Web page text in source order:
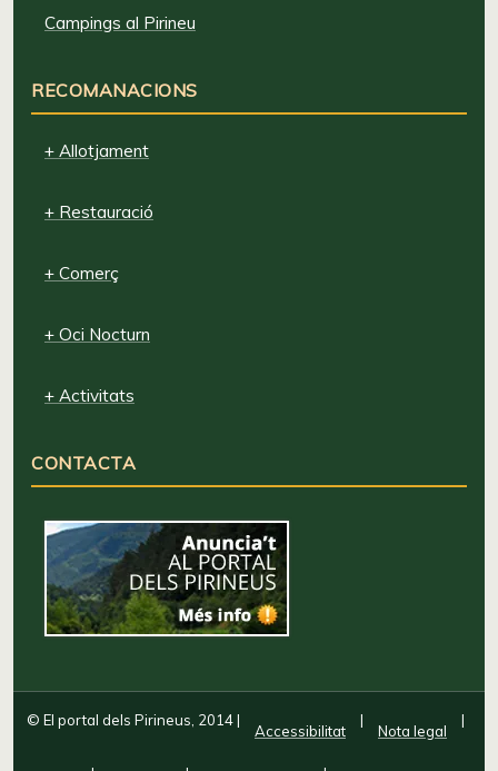
Campings al Pirineu
RECOMANACIONS
+ Allotjament
+ Restauració
+ Comerç
+ Oci Nocturn
+ Activitats
CONTACTA
© El portal dels Pirineus, 2014|
Accessibilitat
|
Nota legal
|